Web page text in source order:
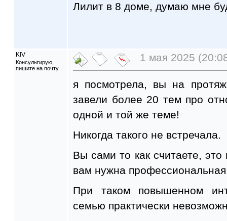
Лилит в 8 доме, думаю мне
KIV
Консультирую,
пишите на почту
1 мая 2025
я посмотрела, вы на
завели более 20 тем про
одной и той же теме!
Никогда такого не встречала.
Вы сами то как считаете,
вам нужна
При таком повышенном
семью практически